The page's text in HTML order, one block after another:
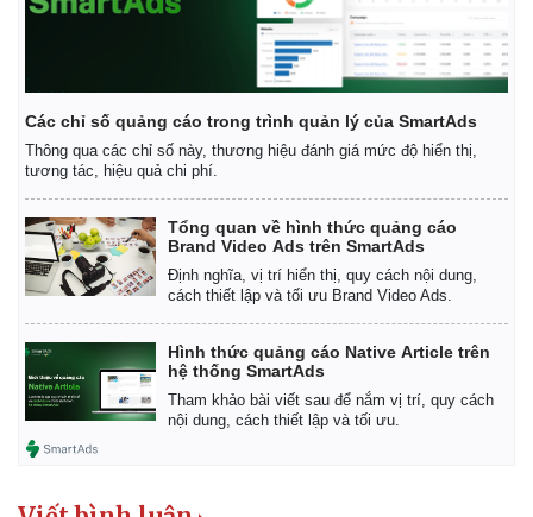
Kinh tế
Các chỉ số quảng cáo trong trình quản lý của SmartAds
Thông qua các chỉ số này, thương hiệu đánh giá mức độ hiển thị,
tương tác, hiệu quả chi phí.
Tổng quan về hình thức quảng cáo
Brand Video Ads trên SmartAds
Định nghĩa, vị trí hiển thị, quy cách nội dung,
cách thiết lập và tối ưu Brand Video Ads.
Hình thức quảng cáo Native Article trên
hệ thống SmartAds
Tham khảo bài viết sau để nắm vị trí, quy cách
nội dung, cách thiết lập và tối ưu.